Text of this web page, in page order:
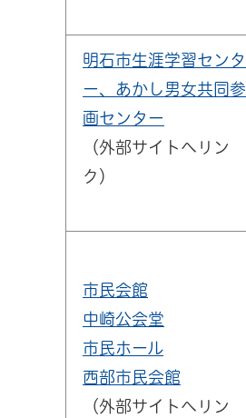
明石市生涯学習センタ
ー、あかし男女共同参
画センター
（外部サイトへリン
ク）
市民会館
中崎公会堂
市民ホール
西部市民会館
（外部サイトへリン